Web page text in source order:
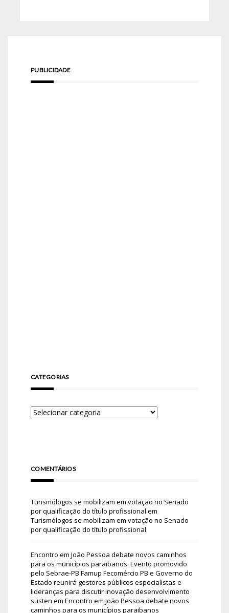
PUBLICIDADE
CATEGORIAS
COMENTÁRIOS
Turismólogos se mobilizam em votação no Senado
por qualificação do título profissional em
Turismólogos se mobilizam em votação no Senado
por qualificação do título profissional
Encontro em João Pessoa debate novos caminhos
para os municípios paraibanos. Evento promovido
pelo Sebrae-PB Famup Fecomércio PB e Governo do
Estado reunirá gestores públicos especialistas e
lideranças para discutir inovação desenvolvimento
susten em Encontro em João Pessoa debate novos
caminhos para os municípios paraibanos